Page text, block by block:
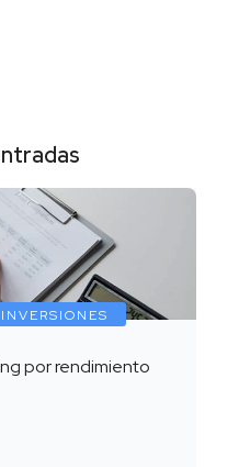
INVERSIONES
por rendimiento